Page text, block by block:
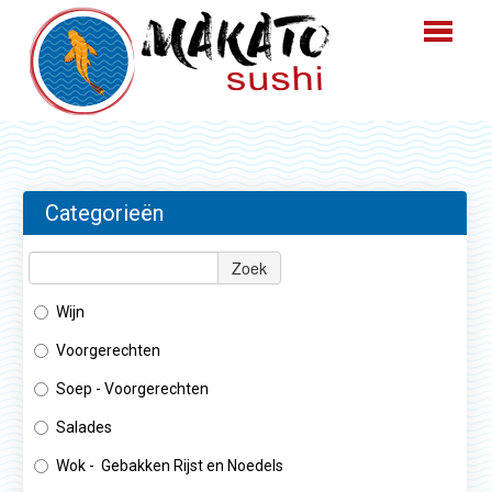
HOME
BESTELLEN
MENU
LOGIN
CONTACT
Categorieën
Zoek
Wijn
Voorgerechten
Soep - Voorgerechten
Salades
Wok - Gebakken Rijst en Noedels